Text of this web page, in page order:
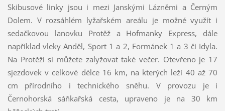
Skibusové linky jsou i mezi Janskými Lázněmi a Černým
Dolem. V rozsáhlém lyžařském areálu je možné využít i
sedačkovou lanovku Protěž a Hofmanky Express, dále
například vleky Anděl, Sport 1 a 2, Formánek 1 a 3 či Idyla.
Na Protěži si můžete zalyžovat také večer. Otevřeno je 17
sjezdovek v celkové délce 16 km, na kterých leží 40 až 70
cm přírodního i technického sněhu. V provozu je i
Černohorská sáňkařská cesta, upraveno je na 30 km